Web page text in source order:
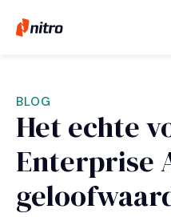
BLOG
Het echte
Enterprise